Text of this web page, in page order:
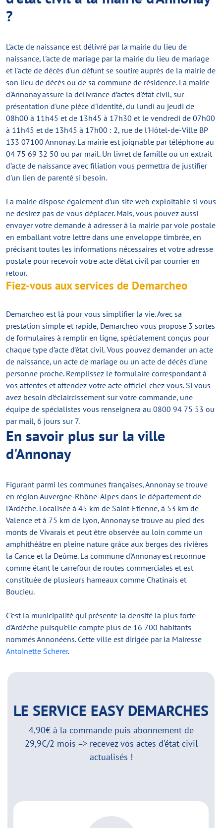
?
L'acte de naissance est délivré par la mairie du lieu de
naissance, l'acte de mariage par la mairie du lieu de mariage
et l'acte de décès d'un défunt se soutire auprès de la mairie de
son lieu de décès ou de sa commune de résidence. La mairie
d'Annonay assure la délivrance d’actes d'état civil, sur
présentation d'une pièce d'identité, du lundi au jeudi de
08h00 à 11h45 et de 13h45 à 17h30 et le vendredi de 07h00
à 11h45 et de 13h45 à 17h00 : 2, rue de l'Hôtel-de-Ville BP
133 07100 Annonay. La mairie est joignable par téléphone au
04 75 69 32 50 ou par mail. Un livret de famille ou un extrait
d’acte de naissance avec filiation vous permettra de justifier
d'un lien de parenté si besoin.
La mairie dispose également d’un site web exploitable si vous
ne désirez pas de vous déplacer. Mais, vous pouvez aussi
envoyer votre demande à adresser à la mairie par voie postale
en emballant votre lettre dans une enveloppe timbrée, en
précisant toutes les informations nécessaires et votre adresse
postale pour recevoir votre acte d’état civil par courrier en
retour.
Fiez-vous aux services de Demarcheo
Demarcheo est là pour vous simplifier la vie. Avec sa
prestation simple et rapide, Demarcheo vous propose 3 sortes
de formulaires à remplir en ligne, spécialement conçus pour
chaque type d’acte d'état civil. Vous pouvez demander un acte
de naissance, un acte de mariage ou un acte de décès d’une
personne proche. Remplissez le formulaire correspondant à
vos attentes et attendez votre acte officiel chez vous. Si vous
avez besoin d’éclaircissement sur votre commande, une
équipe de spécialistes vous renseignera au 0800 94 75 53 ou
par mail, 6 jours sur 7.
En savoir plus sur la ville
d'Annonay
Figurant parmi les communes françaises, Annonay se trouve
en région Auvergne-Rhône-Alpes dans le département de
l’Ardèche. Localisée à 45 km de Saint-Etienne, à 53 km de
Valence et à 75 km de Lyon, Annonay se trouve au pied des
monts de Vivarais et peut être observée au loin comme un
amphithéâtre en pleine nature grâce aux berges des rivières
la Cance et la Deûme. La commune d’Annonay est reconnue
comme étant le carrefour de routes commerciales et est
constituée de plusieurs hameaux comme Chatinais et
Boucieu.
C’est la municipalité qui présente la densité la plus forte
d’Ardèche puisqu’elle compte plus de 16 700 habitants
nommés Annonéens. Cette ville est dirigée par la Mairesse
Antoinette Scherer.
LE SERVICE EASY DEMARCHES
4,90€ à la commande puis abonnement de
29,9€/2 mois => recevez vos actes d'état civil
actualisés !